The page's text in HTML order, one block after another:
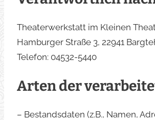
Theaterwerkstatt im Kleinen
Hamburger Straße 3, 22941
Telefon: 04532-5440
Arten der
– Bestandsdaten (z.B., Namen,